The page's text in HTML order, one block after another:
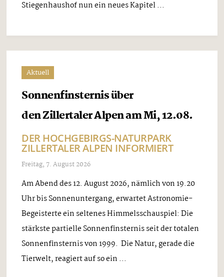
Stiegenhaushof nun ein neues Kapitel ...
Aktuell
Sonnenfinsternis über
den Zillertaler Alpen am Mi, 12.08.
DER HOCHGEBIRGS-NATURPARK
ZILLERTALER ALPEN INFORMIERT
Freitag, 7. August 2026
Am Abend des 12. August 2026, nämlich von 19.20
Uhr bis Sonnenuntergang, erwartet Astronomie-
Begeisterte ein seltenes Himmelsschauspiel: Die
stärkste partielle Sonnenfinsternis seit der totalen
Sonnenfinsternis von 1999. Die Natur, gerade die
Tierwelt, reagiert auf so ein ...